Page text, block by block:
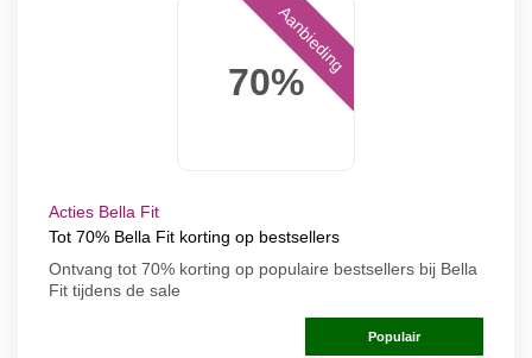
70%
Aanbieding
Acties Bella Fit
Tot 70% Bella Fit korting op bestsellers
Ontvang tot 70% korting op populaire bestsellers bij Bella
Fit tijdens de sale
Populair